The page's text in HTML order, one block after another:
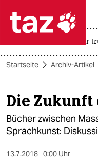
 taz
themen
politik
öko
usa unter
Startseite Archiv-Artikel
Die
Bücher zwischen
Sprachkunst:
13.7.2018 0:00 Uhr